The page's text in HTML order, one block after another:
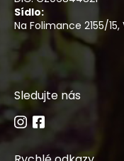
Sídlo:
Na Folimance 2155/
Sledujte nás